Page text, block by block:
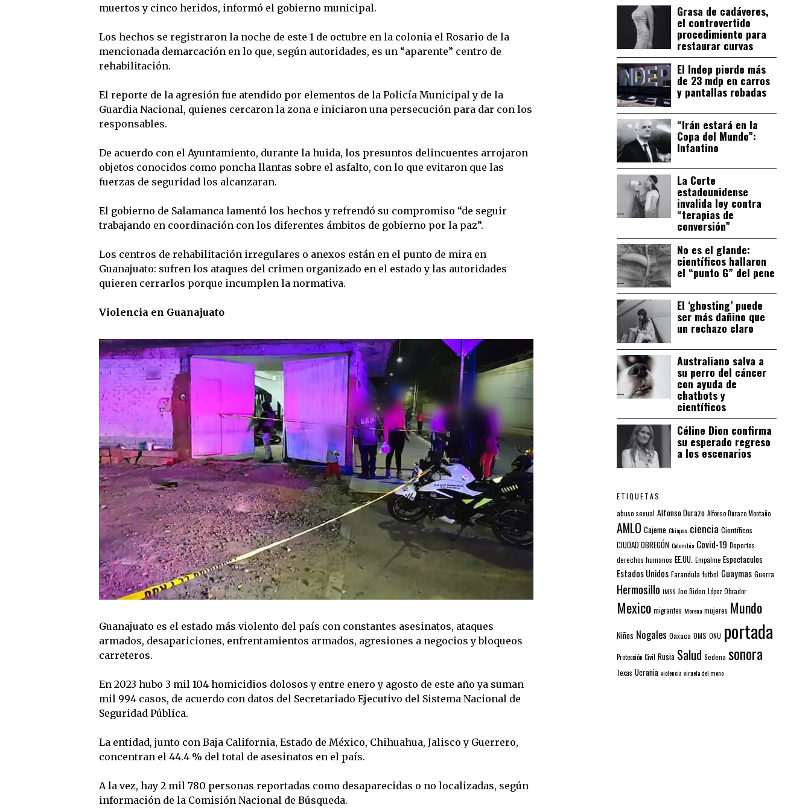
muertos y cinco heridos, informó el gobierno municipal.
Los hechos se registraron la noche de este 1 de octubre en la colonia el Rosario de la
mencionada demarcación en lo que, según autoridades, es un “aparente” centro de
rehabilitación.
El reporte de la agresión fue atendido por elementos de la Policía Municipal y de la
Guardia Nacional, quienes cercaron la zona e iniciaron una persecución para dar con los
responsables.
De acuerdo con el Ayuntamiento, durante la huida, los presuntos delincuentes arrojaron
objetos conocidos como poncha llantas sobre el asfalto, con lo que evitaron que las
fuerzas de seguridad los alcanzaran.
El gobierno de Salamanca lamentó los hechos y refrendó su compromiso “de seguir
trabajando en coordinación con los diferentes ámbitos de gobierno por la paz”.
Los centros de rehabilitación irregulares o anexos están en el punto de mira en
Guanajuato: sufren los ataques del crimen organizado en el estado y las autoridades
quieren cerrarlos porque incumplen la normativa.
Violencia en Guanajuato
Guanajuato es el estado más violento del país con constantes asesinatos, ataques
armados, desapariciones, enfrentamientos armados, agresiones a negocios y bloqueos
carreteros.
En 2023 hubo 3 mil 104 homicidios dolosos y entre enero y agosto de este año ya suman
mil 994 casos, de acuerdo con datos del Secretariado Ejecutivo del Sistema Nacional de
Seguridad Pública.
La entidad, junto con Baja California, Estado de México, Chihuahua, Jalisco y Guerrero,
concentran el 44.4 % del total de asesinatos en el país.
A la vez, hay 2 mil 780 personas reportadas como desaparecidas o no localizadas, según
información de la Comisión Nacional de Búsqueda.
Grasa de cadáveres,
el controvertido
procedimiento para
restaurar curvas
El Indep pierde más
de 23 mdp en carros
y pantallas robadas
“Irán estará en la
Copa del Mundo”:
Infantino
La Corte
estadounidense
invalida ley contra
“terapias de
conversión”
No es el glande:
científicos hallaron
el “punto G” del pene
El ‘ghosting’ puede
ser más dañino que
un rechazo claro
Australiano salva a
su perro del cáncer
con ayuda de
chatbots y
científicos
Céline Dion confirma
su esperado regreso
a los escenarios
ETIQUETAS
abuso sexual Alfonso Durazo Alfonso Durazo Montaño
AMLO Cajeme Chiapas ciencia Científicos
CIUDAD OBREGÓN Colombia Covid-19 Deportes
derechos humanos EE.UU. Empalme Espectaculos
Estados Unidos Farandula futbol Guaymas Guerra
Hermosillo IMSS Joe Biden López Obrador
Mexico migrantes Morena mujeres Mundo
Niños Nogales Oaxaca OMS ONU portada
Protección Civil Rusia Salud Sedena sonora
Texas Ucrania violencia viruela del mono